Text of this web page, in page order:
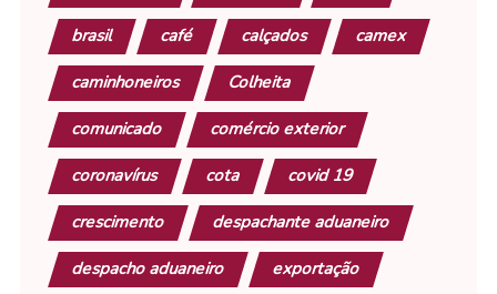
brasil café calçados camex
caminhoneiros Colheita
comunicado comércio exterior
coronavírus cota covid 19
crescimento despachante aduaneiro
despacho aduaneiro exportação